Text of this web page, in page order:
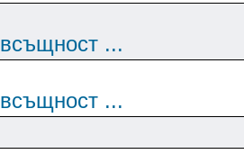
всъщност ...
всъщност ...